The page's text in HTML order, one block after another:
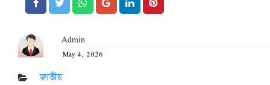
Admin
Posted
on
May 4, 2026
জাতীয়